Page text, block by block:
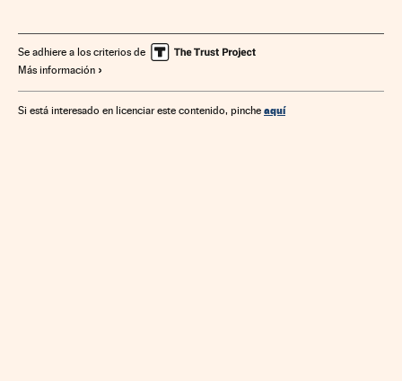
Se adhiere a los criterios de
Más información
Si está interesado en licenciar este contenido, pinche aquí